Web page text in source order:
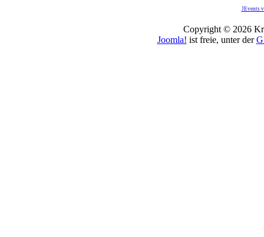
JEvents
Copyright © 2026
Joomla! ist freie, unter der